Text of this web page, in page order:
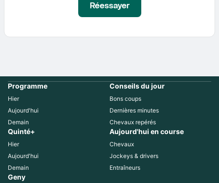
Réessayer
Programme
Hier
Aujourd'hui
Demain
Conseils du jour
Bons coups
Dernières minutes
Chevaux repérés
Quinté+
Hier
Aujourd'hui
Demain
Aujourd'hui en course
Chevaux
Jockeys & drivers
Entraîneurs
Geny